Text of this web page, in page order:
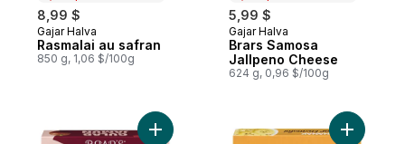
8,99 $
Préparé au Canada
Gajar Halva
Rasmalai au safran
850 g, 1,06 $/100g
5,99 $
Préparé au Canada
Gajar Halva
Brars Samosa
Jallpeno Cheese
624 g, 0,96 $/100g
Ajouter Gulab Jamun au panier